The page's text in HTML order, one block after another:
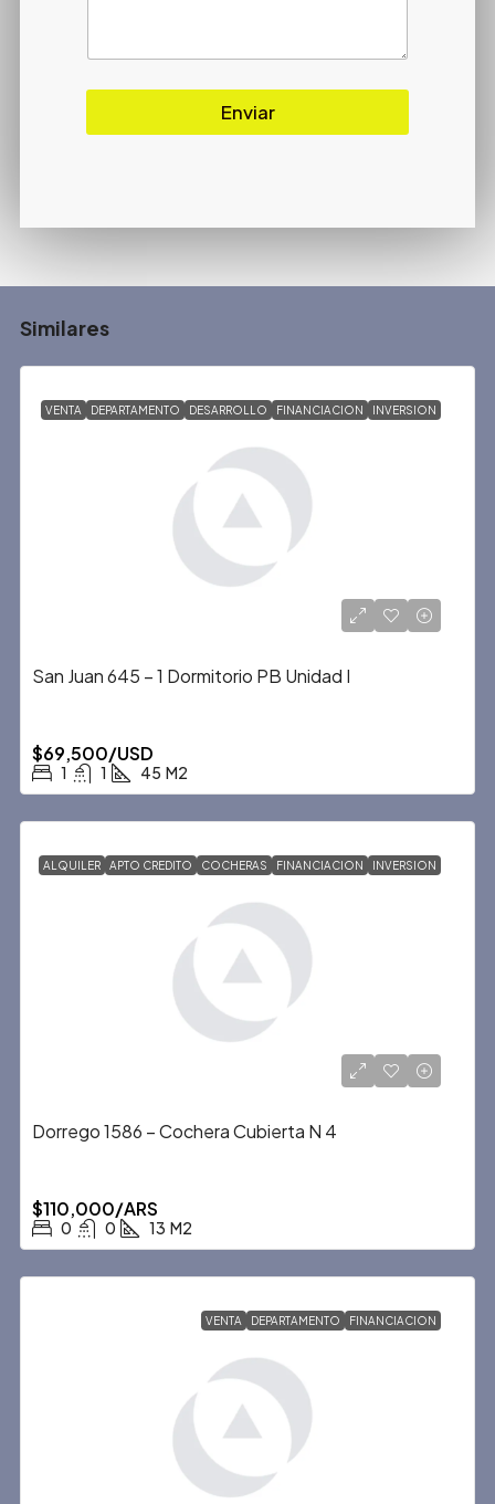
Enviar
Similares
VENTA DEPARTAMENTO DESARROLLO FINANCIACION INVERSION
San Juan 645 – 1 Dormitorio PB Unidad I
$69,500/USD
1 1 45 M2
ALQUILER APTO CREDITO COCHERAS FINANCIACION INVERSION
Dorrego 1586 – Cochera Cubierta N 4
$110,000/ARS
0 0 13 M2
VENTA DEPARTAMENTO FINANCIACION